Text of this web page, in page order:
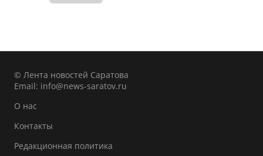
© Лента новостей Саратова
Email: info@news-saratov.ru
О нас
Контакты
Редакционная политика